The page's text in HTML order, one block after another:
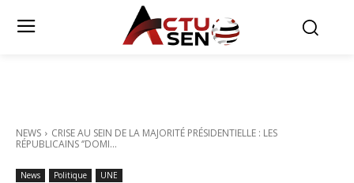
NEWS
CRISE AU SEIN DE LA MAJORITÉ PRÉSIDENTIELLE : LES
RÉPUBLICAINS ‘’DOMI...
News Politique UNE